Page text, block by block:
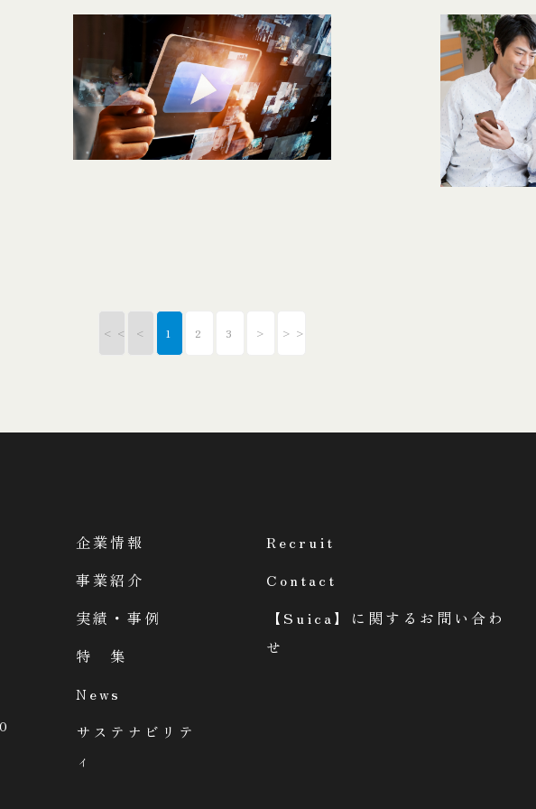
解説
<< < 1 2 3 > >>
企業情報
事業紹介
実績・事例
特 集
News
サステナビリテ
ィ
Recruit
Contact
【Suica】に関するお問い合わ
せ